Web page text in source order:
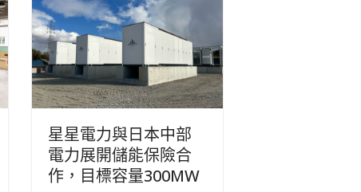
星星電力與日本中部
電力展開儲能保險合
作，目標容量300MW